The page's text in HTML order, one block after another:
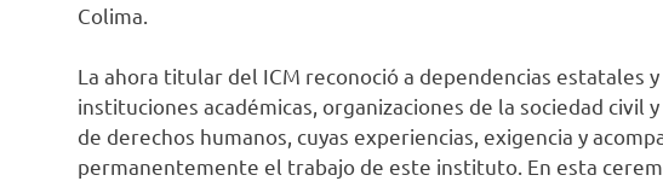
Colima.
La ahora titular del ICM reconoció a dependencias estatales
instituciones académicas, organizaciones de la sociedad civil
de derechos humanos, cuyas experiencias, exigencia y
permanentemente el trabajo de este instituto. En esta